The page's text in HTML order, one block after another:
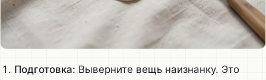
Подготовка: Выверните вещь наизнанку. Это